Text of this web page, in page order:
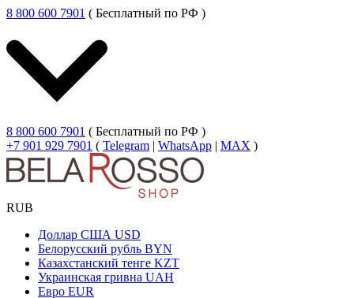
8 800 600 7901 ( Бесплатный по РФ )
8 800 600 7901 ( Бесплатный по РФ )
+7 901 929 7901 ( Telegram | WhatsApp | MAX )
RUB
Доллар США USD
Белорусский рубль BYN
Казахстанский тенге KZT
Украинская гривна UAH
Евро EUR